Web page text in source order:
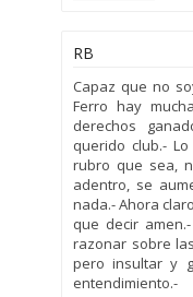
RB
Capaz que no
Ferro hay
derechos
querido club.-
rubro que sea,
adentro, se
nada.- Ahora
que decir
razonar sobre
pero insultar y
entendimiento.-